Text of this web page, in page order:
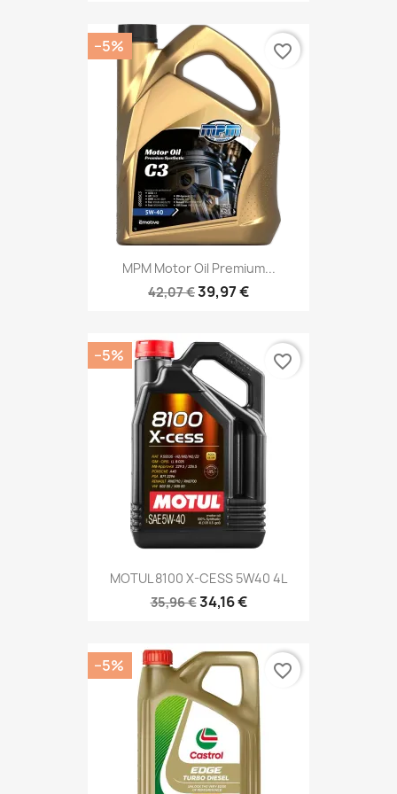
MPM Motor Oil Premium...
42,07 €39,97 €
−5% favorite_border
MOTUL 8100 X-CESS 5W40 4L
35,96 €34,16 €
−5% favorite_border
−5% favorite_border